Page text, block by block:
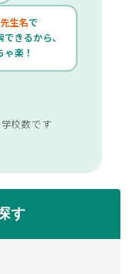
先生名で
きるから、
ゃ楽！
校数です
す